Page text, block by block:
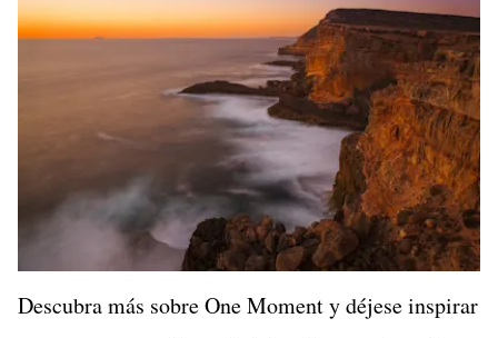
Descubra más sobre One Moment y déjese inspirar